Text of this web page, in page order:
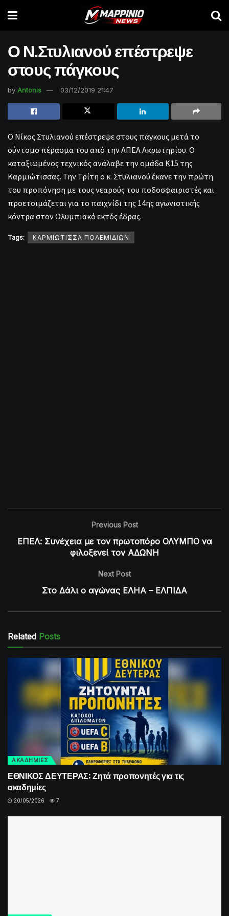
Ο Ν.Στυλιανού επέστρεψε
στους πάγκους
by Antonis 03/12/2019 21:47
Ο Νίκος Στυλιανού επέστρεψε στους πάγκους μετά το
σύντομο πέρασμα του από την ΑΠΕΑ Ακρωτηρίου. Ο
καταξιωμένος τεχνικός ανάλαβε την ομάδα Κ15 της
Καρμιώτισσας. Την Τρίτη ο κ. Στυλιανού έκανε την πρώτη
του προπόνηση με τους νεαρούς του ποδοσφαιριστές και
προετοιμάζεται για το παιχνίδι της 14ης αγωνιστικής
κόντρα στον Ολυμπιακό εκτός έδρας.
Tags: ΚΑΡΜΙΩΤΙΣΣΑ ΠΟΛΕΜΙΔΙΩΝ
Previous Post
ΕΠΕΛ: Συνέχεια με τον πρωτοπόρο ΟΛΥΜΠΟ να
φιλοξενεί τον ΑΔΩΝΗ
Next Post
Στο Δάλι ο αγώνας ΕΛΗΑ – ΕΛΠΙΔΑ
Related Posts
ΑΚΑΔΗΜΙΕΣ
ΕΘΝΙΚΟΣ ΔΕΥΤΕΡΑΣ: Ζητά προπονητές για τις
ακαδημίες
20/05/2026 7